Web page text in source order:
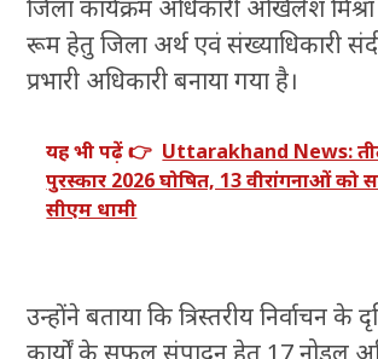
जिला कार्यक्रम अधिकारी अखिलेश
रूम हेतु जिला अर्थ एवं संख्याधिकारी
प्रभारी अधिकारी बनाया गया है।
यह भी पढ़ें 👉 Uttarakhand News:
पुरस्कार 2026 घोषित, 13 वीरांगनाओं को
सीएम धामी
उन्होंने बताया कि त्रिस्तरीय निर्वाचन के